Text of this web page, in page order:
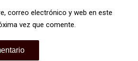
correo electrónico y web en este
vez que comente.